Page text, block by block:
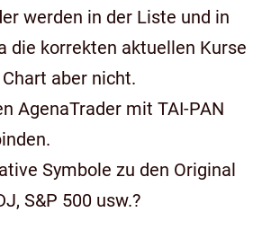
werden in der Liste und in
die korrekten aktuellen Kurse
aber nicht.
AgenaTrader mit TAI-PAN
Symbole zu den Original
S&P 500 usw.?